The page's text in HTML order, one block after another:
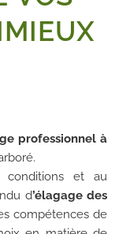
professionnel à
et au
d’élagage des
compétences de